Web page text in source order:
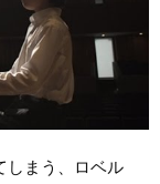
しまう、ロベル